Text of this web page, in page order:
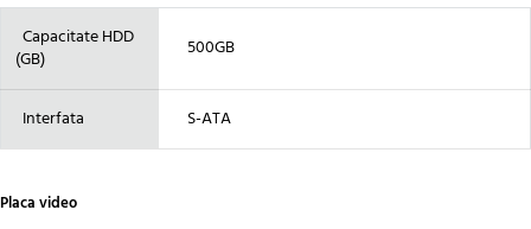
Capacitate HDD
(GB)
500GB
Interfata S-ATA
Placa video